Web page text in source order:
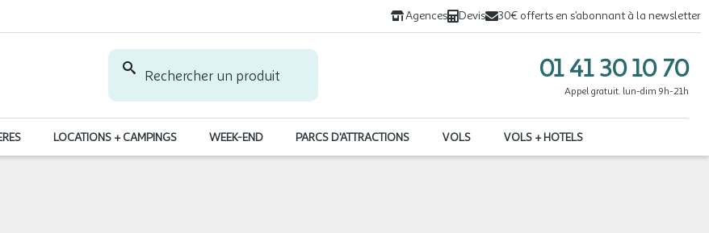
Agences Devis 30€ offerts en s’abonnant à la newsletter
Rechercher un produit 01 41 30 10 70
Appel gratuit. lun-dim 9h-21h
LOCATIONS + CAMPINGS WEEK-END PARCS D'ATTRACTIONS VOLS VOLS + HOTELS